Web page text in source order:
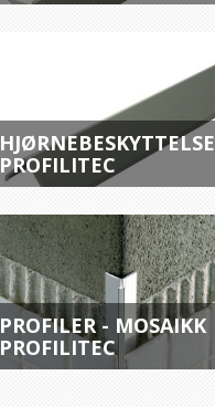
HJØRNEBESKYTTELSE
PROFILITEC
PROFILER - MOSAIKK
PROFILITEC